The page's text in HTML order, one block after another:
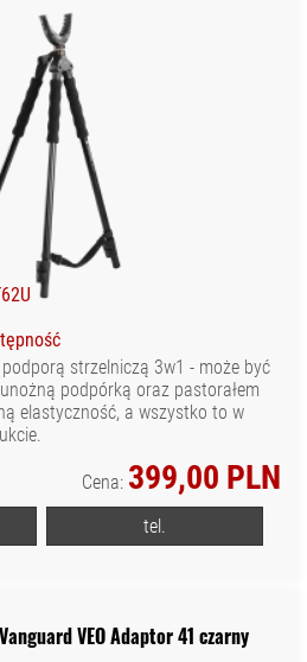
strzelniczą 3w1 - może być
podpórką oraz pastorałem
elastyczność, a wszystko to w
Cena: 399,00 PLN
tel.
VEO Adaptor 41 czarny